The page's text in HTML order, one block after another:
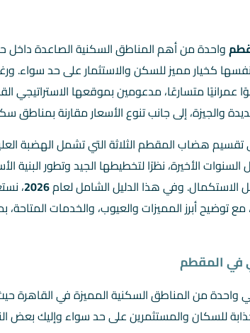
واحدة من أهم المناطق السكنية الصاعدة
كخيار مميز للسكن والاستثمار على حد سواء.
متسارعًا، مدعومين بموقعها الاستراتيجي
والجيزة، إلى جانب تنوع الأسعار مقارنة
هضاب المقطم الثلاثة التي تشمل الهضبة
السنوات الأخيرة، نظرًا لتخطيطها الجيد وتطور
الاستكمال. وفي هذا الدليل الشامل لعام2026،
، مع توضيح أبرز المميزات والعيوب، والخدمات
في المقطم
واحدة من المناطق السكنية المميزة في القاهرة
للسكان والمستثمرين على حد سواء وإليك بعض